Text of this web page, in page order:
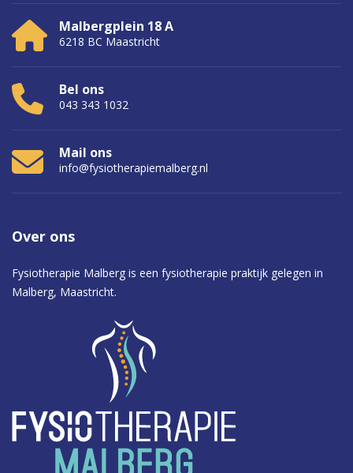
Malbergplein 18 A
6218 BC Maastricht
Bel ons
043 343 1032
Mail ons
info@fysiotherapiemalberg.nl
Over ons
Fysiotherapie Malberg is een fysiotherapie praktijk gelegen in
Malberg, Maastricht.